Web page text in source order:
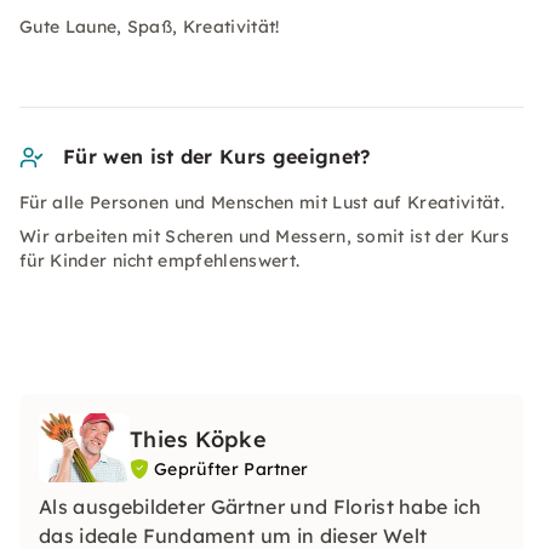
Gute Laune, Spaß, Kreativität!
Für wen ist der Kurs geeignet?
Für alle Personen und Menschen mit Lust auf Kreativität.
Wir arbeiten mit Scheren und Messern, somit ist der Kurs
für Kinder nicht empfehlenswert.
Thies Köpke
Geprüfter Partner
Als ausgebildeter Gärtner und Florist habe ich
das ideale Fundament um in dieser Welt